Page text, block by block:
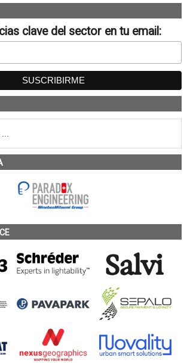
clave del sector en tu email: